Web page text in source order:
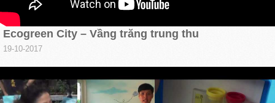
Ecogreen City – Vầng trăng trung thu
19-10-2017